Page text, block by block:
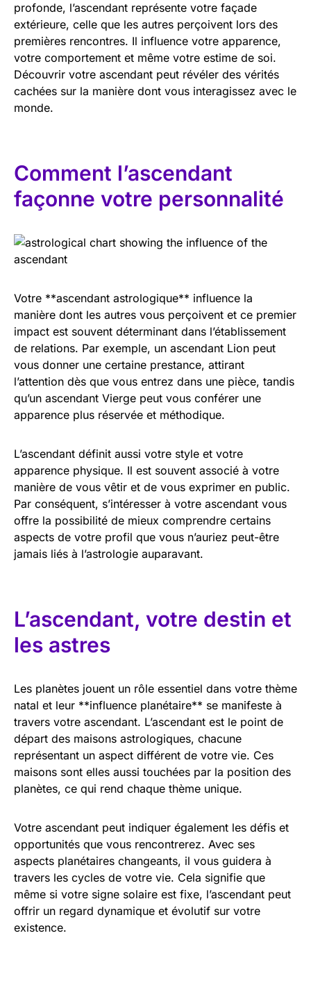
profonde, l’ascendant représente votre façade
extérieure, celle que les autres perçoivent lors des
premières rencontres. Il influence votre apparence,
votre comportement et même votre estime de soi.
Découvrir votre ascendant peut révéler des vérités
cachées sur la manière dont vous interagissez avec le
monde.
Comment l’ascendant
façonne votre personnalité
Votre **ascendant astrologique** influence la
manière dont les autres vous perçoivent et ce premier
impact est souvent déterminant dans l’établissement
de relations. Par exemple, un ascendant Lion peut
vous donner une certaine prestance, attirant
l’attention dès que vous entrez dans une pièce, tandis
qu’un ascendant Vierge peut vous conférer une
apparence plus réservée et méthodique.
L’ascendant définit aussi votre style et votre
apparence physique. Il est souvent associé à votre
manière de vous vêtir et de vous exprimer en public.
Par conséquent, s’intéresser à votre ascendant vous
offre la possibilité de mieux comprendre certains
aspects de votre profil que vous n’auriez peut-être
jamais liés à l’astrologie auparavant.
L’ascendant, votre destin et
les astres
Les planètes jouent un rôle essentiel dans votre thème
natal et leur **influence planétaire** se manifeste à
travers votre ascendant. L’ascendant est le point de
départ des maisons astrologiques, chacune
représentant un aspect différent de votre vie. Ces
maisons sont elles aussi touchées par la position des
planètes, ce qui rend chaque thème unique.
Votre ascendant peut indiquer également les défis et
opportunités que vous rencontrerez. Avec ses
aspects planétaires changeants, il vous guidera à
travers les cycles de votre vie. Cela signifie que
même si votre signe solaire est fixe, l’ascendant peut
offrir un regard dynamique et évolutif sur votre
existence.